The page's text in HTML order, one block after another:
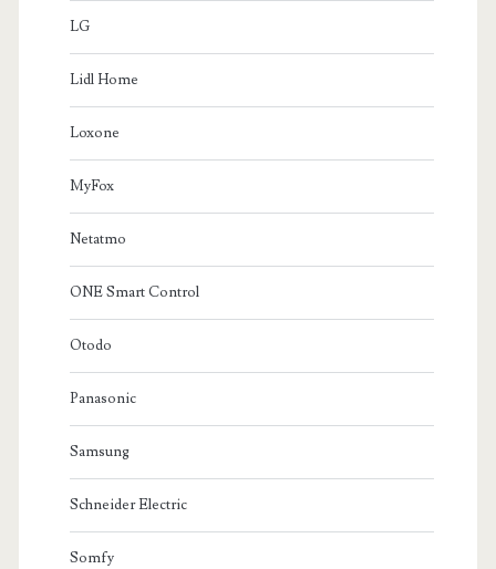
LG
Lidl Home
Loxone
MyFox
Netatmo
ONE Smart Control
Otodo
Panasonic
Samsung
Schneider Electric
Somfy